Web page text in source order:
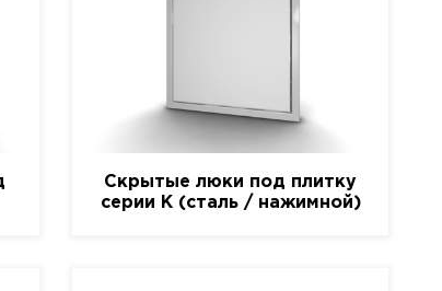
Скрытые люки под плитку
серии K (сталь / нажимной)